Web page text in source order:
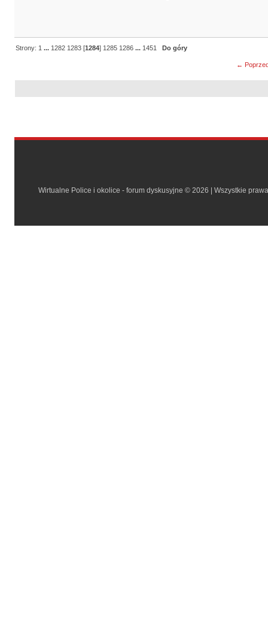
Strony: 1 ... 1282 1283 [1284] 1285 1286 ... 1451 Do góry
←
Wirtualne Police i okolice - forum dyskusyjne © 2026 | Wszystkie